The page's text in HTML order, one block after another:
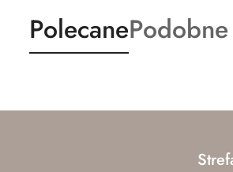
Produkty
o
PolecaneProdukty
o